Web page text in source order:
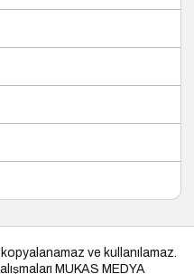
ve kullanılamaz.
MUKAS MEDYA